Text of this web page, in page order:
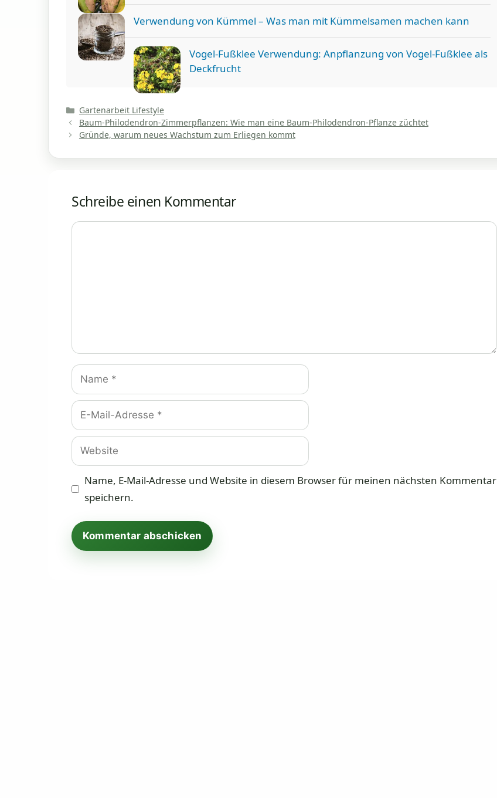
Verwendung von Kümmel – Was man mit Kümmelsamen machen kann
Vogel-Fußklee Verwendung: Anpflanzung von Vogel-Fußklee als
Deckfrucht
Kategorien
Gartenarbeit Lifestyle
Baum-Philodendron-Zimmerpflanzen: Wie man eine Baum-Philodendron-Pflanze züchtet
Gründe, warum neues Wachstum zum Erliegen kommt
Schreibe einen Kommentar
Kommentar
Name
E-
Mail-
Adresse
Website
Name, E-Mail-Adresse und Website in diesem Browser für meinen nächsten Kommentar
speichern.